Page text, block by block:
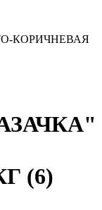
КОРИЧНЕВАЯ
(6)